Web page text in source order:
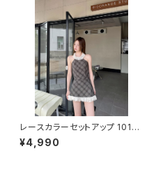
レースカラーセットアップ 1013-
240705030set
¥4,990